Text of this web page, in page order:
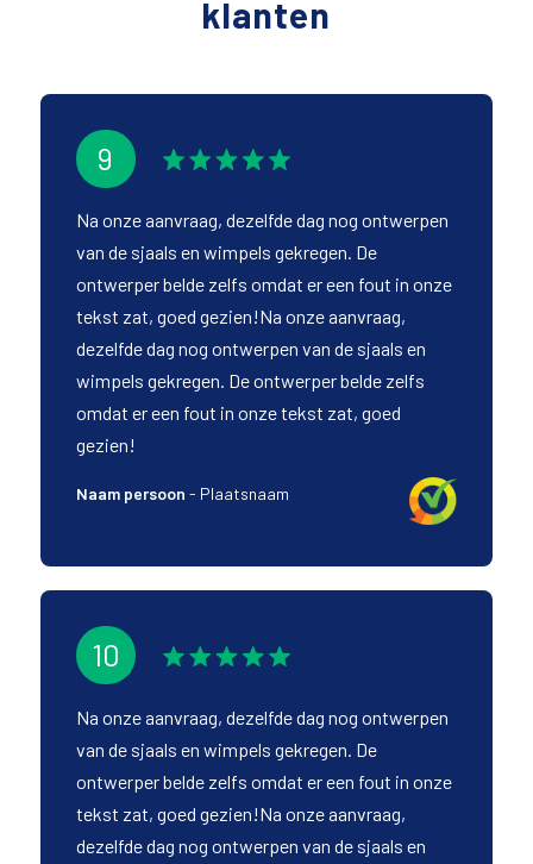
klanten
9
Na onze aanvraag, dezelfde dag nog ontwerpen
van de sjaals en wimpels gekregen. De
ontwerper belde zelfs omdat er een fout in onze
tekst zat, goed gezien!Na onze aanvraag,
dezelfde dag nog ontwerpen van de sjaals en
wimpels gekregen. De ontwerper belde zelfs
omdat er een fout in onze tekst zat, goed
gezien!
Naam persoon - Plaatsnaam
10
Na onze aanvraag, dezelfde dag nog ontwerpen
van de sjaals en wimpels gekregen. De
ontwerper belde zelfs omdat er een fout in onze
tekst zat, goed gezien!Na onze aanvraag,
dezelfde dag nog ontwerpen van de sjaals en